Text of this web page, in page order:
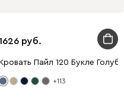
БежевыйПайл 120 Букле
+113